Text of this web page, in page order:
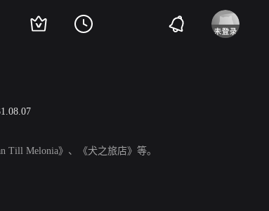
Till Melonia》、《犬之旅店》等。